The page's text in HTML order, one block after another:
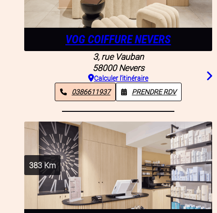
VOG COIFFURE NEVERS
3, rue Vauban
58000 Nevers
Calculer l'itinéraire
0386611937
PRENDRE RDV
383Km